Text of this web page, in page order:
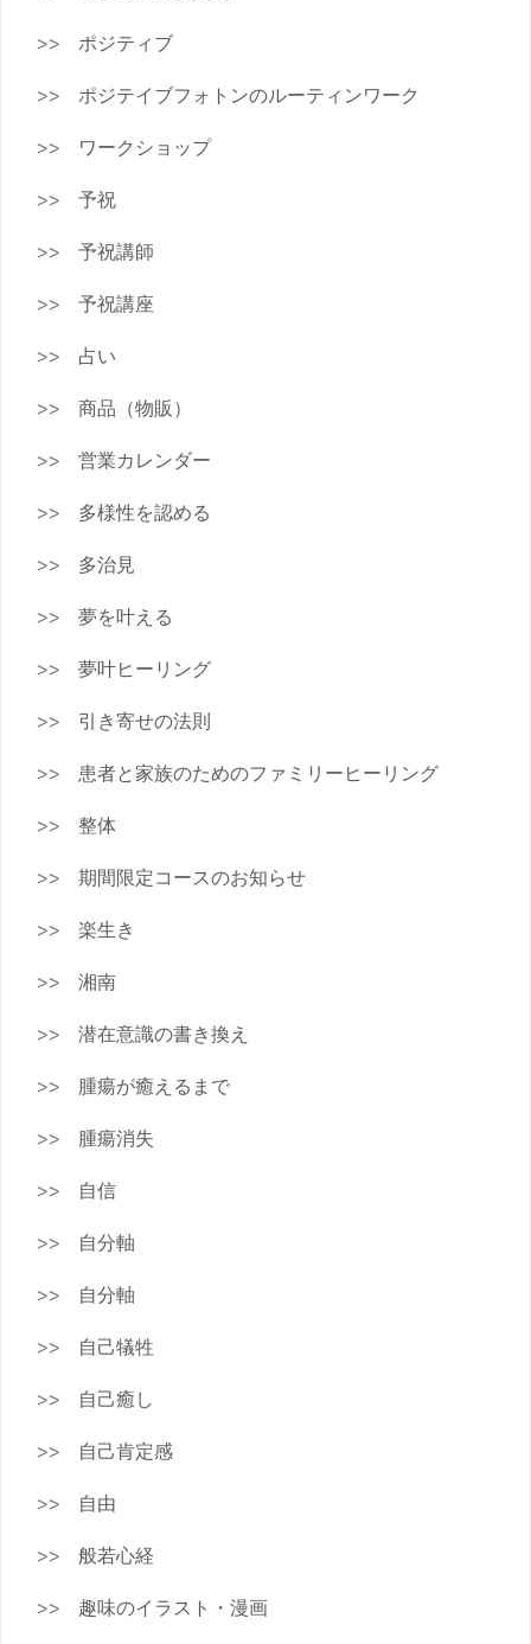
ポジティブ
ポジテイブフォトンのルーティンワーク
ワークショップ
予祝
予祝講師
予祝講座
占い
商品（物販）
営業カレンダー
多様性を認める
多治見
夢を叶える
夢叶ヒーリング
引き寄せの法則
患者と家族のためのファミリーヒーリング
整体
期間限定コースのお知らせ
楽生き
湘南
潜在意識の書き換え
腫瘍が癒えるまで
腫瘍消失
自信
自分軸
自分軸
自己犠牲
自己癒し
自己肯定感
自由
般若心経
趣味のイラスト・漫画